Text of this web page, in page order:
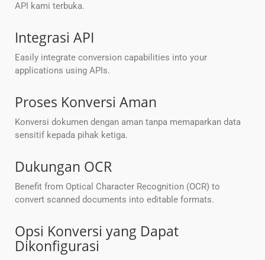
API kami terbuka.
Integrasi API
Easily integrate conversion capabilities into your
applications using APIs.
Proses Konversi Aman
Konversi dokumen dengan aman tanpa memaparkan data
sensitif kepada pihak ketiga.
Dukungan OCR
Benefit from Optical Character Recognition (OCR) to
convert scanned documents into editable formats.
Opsi Konversi yang Dapat
Dikonfigurasi